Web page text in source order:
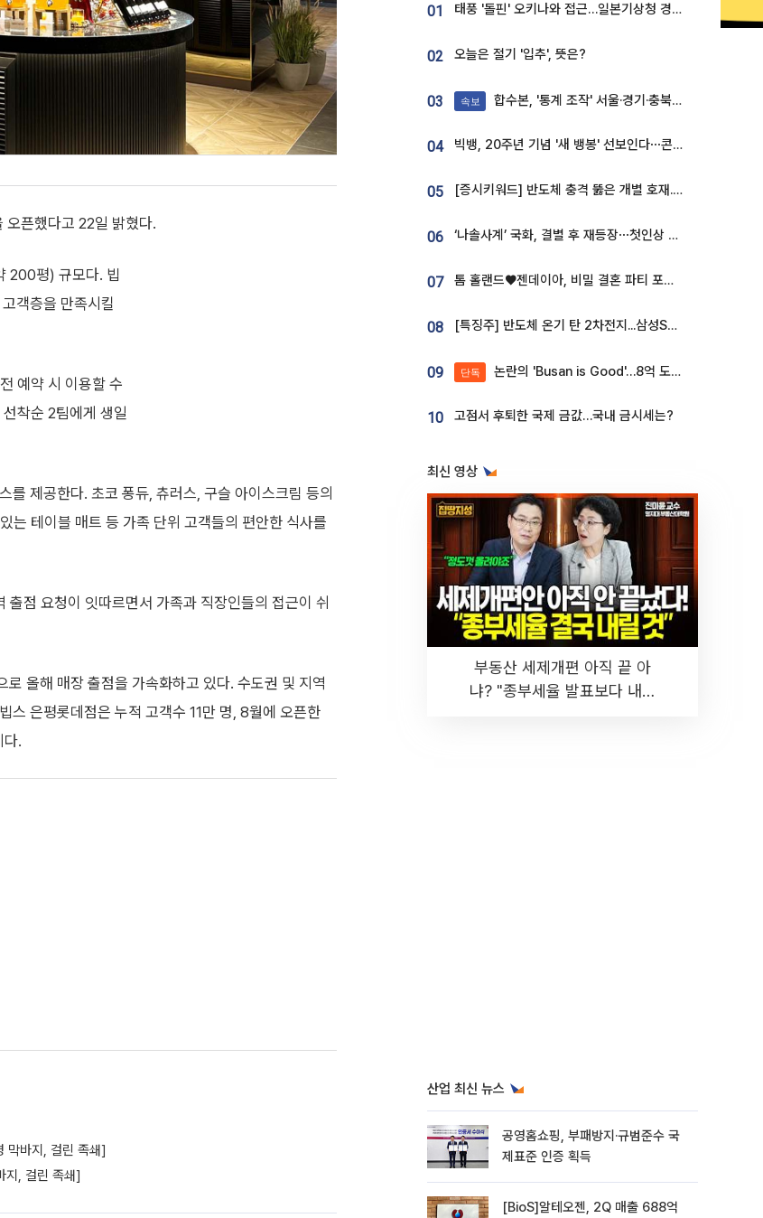
오픈했다고 22일 밝혔다.
200평) 규모다. 빕
객층을 만족시킬
예약 시 이용할 수
착순 2팀에게 생일
를 제공한다. 초코 퐁듀, 츄러스, 구슬 아이스크림 등의
는 테이블 매트 등 가족 단위 고객들의 편안한 식사를
점 요청이 잇따르면서 가족과 직장인들의 접근이 쉬
올해 매장 출점을 가속화하고 있다. 수도권 및 지역
스 은평롯데점은 누적 고객수 11만 명, 8월에 오픈한
다.
막바지, 걸린 족쇄]
지, 걸린 족쇄]
01 태풍 '돌핀' 오키나와 접근…일본기상청 경로 업데이트
02 오늘은 절기 '입추', 뜻은?
03 속보 합수본, '통계 조작' 서울·경기·충북 선관위 등 추가 압수수색
04 빅뱅, 20주년 기념 '새 뱅봉' 선보인다⋯콘서트 앞두고 팝업 개최
05 [증시키워드] 반도체 충격 뚫은 개별 호재...포스코퓨처엠·에코프로·한화솔루션 '눈길'
06 ‘나솔사계’ 국화, 결별 후 재등장⋯첫인상 투표 휩쓸고 ‘인기녀’ 등극
07 톰 홀랜드♥젠데이아, 비밀 결혼 파티 포착⋯호텔 대관비만 9억
08 [특징주] 반도체 온기 탄 2차전지...삼성SDI, 장 초반 7% 넘게 껑충
09 단독 논란의 'Busan is Good'…8억 도시브랜드, 용산 대통령실 CI 업체가 수행
10 고점서 후퇴한 국제 금값…국내 금시세는?
최신 영상
부동산 세제개편 아직 끝 아
냐? "종부세율 발표보다 내릴
산업 최신 뉴스
공영홈쇼핑, 부패방지·규범준수 국
제표준 인증 획득
[BioS]알테오젠, 2Q 매출 688억